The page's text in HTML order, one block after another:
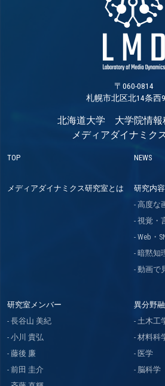
〒060-0814
札幌市北区北14条西
北海道大学 大学院情報
メディアダイナミク
TOP NEWS
メディアダイナミクス研究室とは
研究内容
高度な
視覚・
Web・
暗黙知
動画で
研究室メンバー
長谷山 美紀
小川 貴弘
藤後 廉
前田 圭介
異分野
土木工
材料科
医学
脳科学